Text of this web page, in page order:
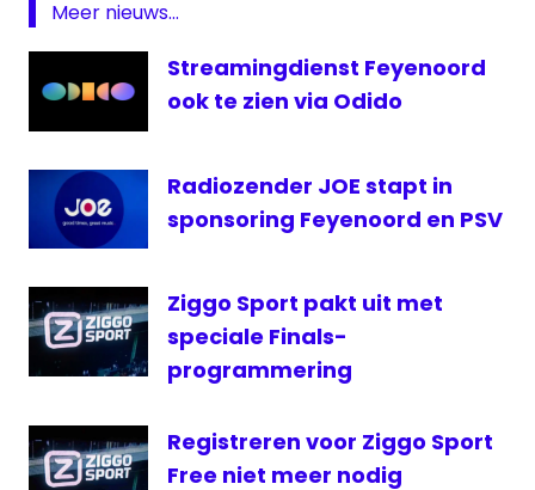
radio
1
Radio
Rijnmond
RTL7
Meer nieuws...
Streamingdienst Feyenoord
ook te zien via Odido
Radiozender JOE stapt in
sponsoring Feyenoord en PSV
Ziggo Sport pakt uit met
speciale Finals-
programmering
Registreren voor Ziggo Sport
Free niet meer nodig